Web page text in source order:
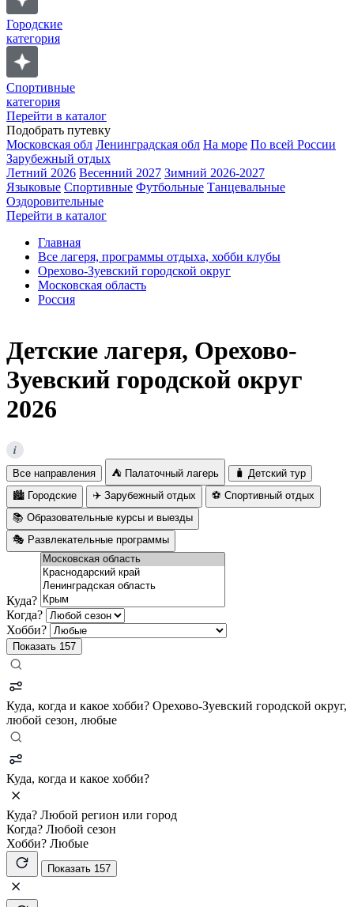
Городские
категория
Спортивные
категория
Перейти в каталог
Подобрать путевку
Московская обл Ленинградская обл На море По всей России
Зарубежный отдых
Летний 2026 Весенний 2027 Зимний 2026-2027
Языковые Спортивные Футбольные Танцевальные
Оздоровительные
Перейти в каталог
Главная
Все лагеря, программы отдыха, хобби клубы
Орехово-Зуевский городской округ
Московская область
Россия
Детские лагеря, Орехово-
Зуевский городской округ
2026
i
Все направления ⛺ Палаточный лагерь
🧳 Детский тур
🏙️ Городские
✈️ Зарубежный отдых
⚽ Спортивный отдых
📚 Образовательные курсы и выезды
🎭 Развлекательные программы
Куда?
Когда?
Хобби?
Показать 157
Куда, когда и какое хобби? Орехово-Зуевский городской округ,
любой сезон, любые
Куда, когда и какое хобби?
Куда? Любой регион или город
Когда? Любой сезон
Хобби? Любые
Показать 157